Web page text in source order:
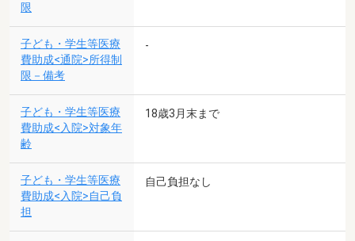
限
子ども・学生等医療
費助成<通院>所得制
限－備考
-
子ども・学生等医療
費助成<入院>対象年
齢
18歳3月末まで
子ども・学生等医療
費助成<入院>自己負
担
自己負担なし